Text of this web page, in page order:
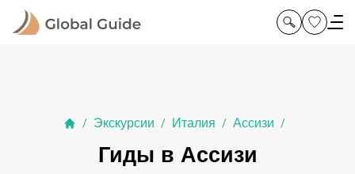
/ Экскурсии / Италия / Ассизи /
Гиды в Ассизи